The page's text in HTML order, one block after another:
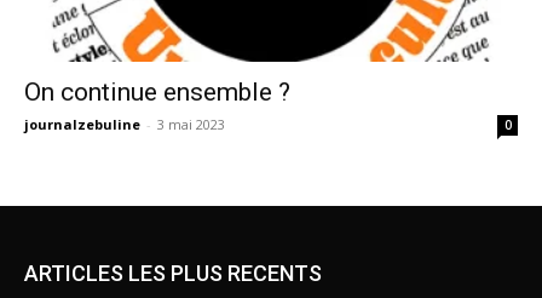
On continue ensemble ?
journalzebuline - 3 mai 2023 0
ARTICLES LES PLUS RECENTS